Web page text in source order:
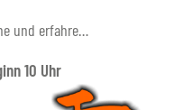
und erfahre…
10 Uhr